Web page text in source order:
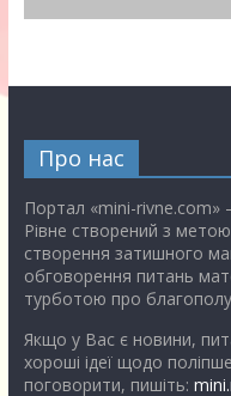
Про нас
Портал «mini-rivne.com»
Рівне створений з
створення затишного
обговорення питань
турботою про
Якщо у Вас є новини,
хороші ідеї щодо
поговорити, пишіть: